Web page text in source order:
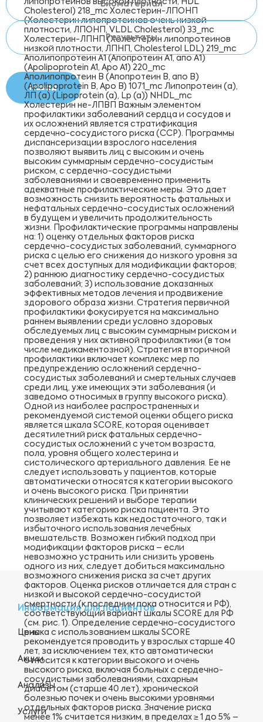
липопротеинов высокой плотности, HDL
Cholesterol) 218_mc Холестерин-ЛПОНП
(Холестерин липопротеинов очень низкой
плотности, ЛПОНП, VLDL Cholesterol) 33_mc
Холестерин-ЛПНП (Холестерин липопротеинов
низкой плотности, ЛПНП, Cholesterol LDL) 219_mc
Аполипопротеин А1 (Апопротеин А1, апо А1)
(Apolipoprotein A1, Apo A1) 220_mc
Аполипопротеин B (Апопротеин B, апо В)
(Apolipoprotein B, Apo B) 1071_mc Липопротеин (a),
ЛП (а) (Lipoprotein (a), Lp (a)) NHDL_mc
Холестерин не-ЛПВП Важным элементом
профилактики заболеваний сердца и сосудов и
их осложнений является стратификация
сердечно-сосудистого риска (CCР). Программы
диспансеризации взрослого населения
позволяют выявить лиц с высоким и очень
высоким суммарным сердечно-сосудистым
риском, с сердечно-сосудистыми
заболеваниями и своевременно применить
адекватные профилактические меры. Это дает
возможность снизить вероятность фатальных и
нефатальных сердечно-сосудистых осложнений
в будущем и увеличить продолжительность
жизни. Профилактические программы направлены
на: 1) оценку отдельных факторов риска
сердечно-сосудистых заболеваний, суммарного
риска с целью его снижения до низкого уровня за
счет всех доступных для модификации факторов;
2) раннюю диагностику сердечно-сосудистых
заболеваний; 3) использование доказанных
эффективных методов лечения и продвижение
здорового образа жизни. Стратегия первичной
профилактики фокусируется на максимально
раннем выявлении среди условно здоровых
обследуемых лиц с высоким суммарным риском и
проведения у них активной профилактики (в том
числе медикаментозной). Стратегия вторичной
профилактики включает комплекс мер по
предупреждению осложнений сердечно-
сосудистых заболеваний и смертельных случаев
среди лиц, уже имеющих эти заболевания (и
заведомо относимых в группу высокого риска).
Одной из наиболее распространенных и
рекомендуемой системой оценки общего риска
является шкала SCORE, которая оценивает
десятилетний риск фатальных сердечно-
сосудистых осложнений с учетом возраста,
пола, уровня общего холестерина и
систолического артериального давления. Ее не
следует использовать у пациентов, которые
автоматически относятся к категории высокого
и очень высокого риска. При принятии
клинических решений и выборе терапии
учитывают категорию риска пациента. Это
позволяет избежать как недостаточного, так и
избыточного использования лечебных
вмешательств. Возможен гибкий подход при
модификации факторов риска – если
невозможно устранить или снизить уровень
одного из них, следует добиться максимально
возможного снижения риска за счет других
факторов. Оценка рисков отличается для стран с
низкой и высокой сердечно-сосудистой
смертности (к последним пока относится и РФ),
соответствующий вариант шкалы SCORE для РФ
(см. рис. 1). Определение сердечно-сосудистого
риска с использованием шкалы SCORE
рекомендуется проводить у взрослых старше 40
лет, за исключением тех, кто автоматически
относится к категории высокого и очень
высокого риска, включая больных с сердечно-
сосудистыми заболеваниями, сахарным
диабетом (старше 40 лет), хронической
болезнью почек и очень высокими уровнями
отдельных факторов риска. Значение риска
менее 1% считается низким, в пределах ≥ 1 до 5% –
Биоматериал
Результаты
Назад
Информация для пациентов
Цены
Акции
Анализы
Услуги